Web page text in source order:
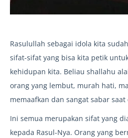
Rasulullah sebagai idola kita
sifat-sifat yang bisa kita petik
kehidupan kita. Beliau shallahu
orang yang lembut, murah hati,
memaafkan dan sangat sabar saat
Ini semua merupakan sifat yang
kepada Rasul-Nya. Orang yang